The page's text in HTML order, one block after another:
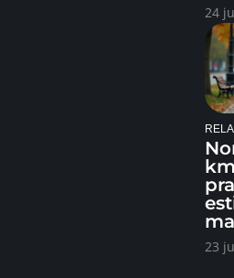
24
23